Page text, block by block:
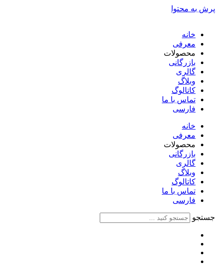
پرش به محتوا
خانه
معرفی
محصولات
بازرگانی
گالری
وبلاگ
کاتالوگ
تماس با ما
فارسی
خانه
معرفی
محصولات
بازرگانی
گالری
وبلاگ
کاتالوگ
تماس با ما
فارسی
English
جستجو